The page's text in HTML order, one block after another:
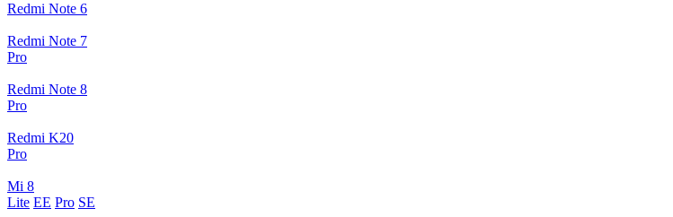
Redmi Note 6
Redmi Note 7
Pro
Redmi Note 8
Pro
Redmi K20
Pro
Mi 8
Lite EE Pro SE